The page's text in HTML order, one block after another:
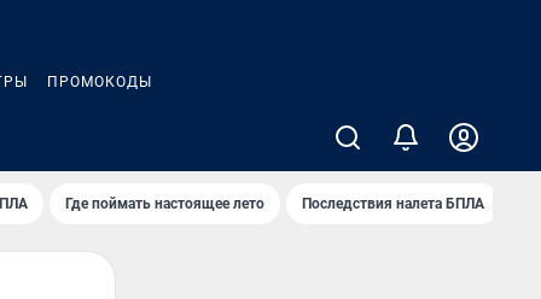
ПРОМОКОДЫ
Где поймать настоящее лето Последствия налета БПЛА